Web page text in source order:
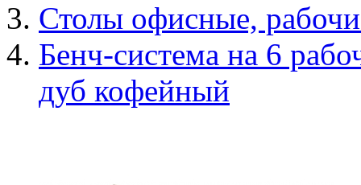
Столы офисные,
Бенч-система на 6
дуб кофейный